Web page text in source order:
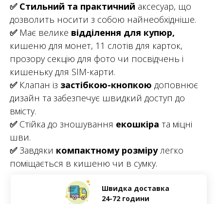
✅ Стильний та практичний аксесуар, що
дозволить носити з собою найнеобхідніше.
✅Має велике відділення для купюр,
кишеню для монет, 11 слотів для карток,
прозору секцію для фото чи посвідчень і
кишеньку для SIM-карти.
✅Клапан із застібкою-кнопкою доповнює
дизайн та забезпечує швидкий доступ до
вмісту.
✅Стійка до зношування екошкіра та міцні
шви.
✅Завдяки компактному розмірулегко
поміщається в кишеню чи в сумку.
Швидка доставка
24-72 години